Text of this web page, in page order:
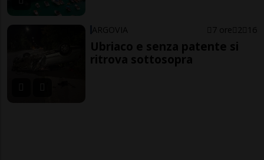
ARGOVIA 7 ore 2 16
Ubriaco e senza patente si
ritrova sottosopra